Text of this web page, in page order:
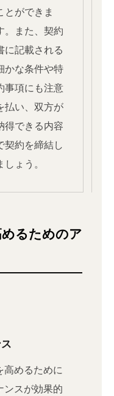
とができま
。また、契約
に記載される
かな条件や特
事項にも注意
払い、双方が
得できる内容
契約を締結し
しょう。
るためのア
高めるために
ンスが効果的